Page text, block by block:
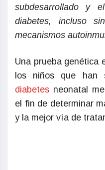
subdesarrollado y
diabetes, incluso
mecanismos
Una prueba genética
los niños que han
diabetes neonatal
el fin de determinar
y la mejor vía de